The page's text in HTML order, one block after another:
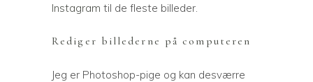
Instagram til de fleste billeder.
Rediger billederne på computeren
Jeg er Photoshop-pige og kan desværre